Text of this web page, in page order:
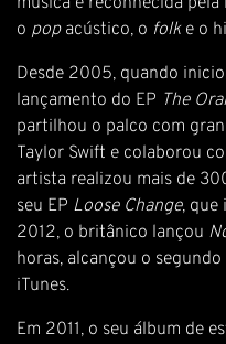
o popacústico, o folke o
Desde 2005, quando
lançamento do EP The
partilhou o palco com
Taylor Swift e colaborou
artista realizou mais de
seu EP Loose Change, que
2012, o britânico lançou
horas, alcançou o
iTunes.
Em 2011, o seu álbum de